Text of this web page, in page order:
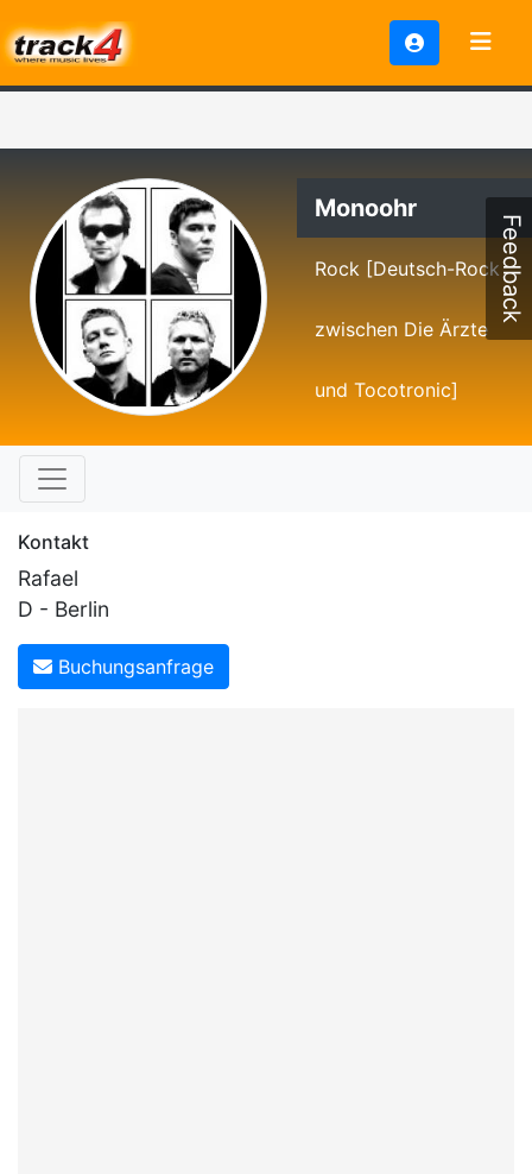
Monoohr
Rock [Deutsch-Rock
zwischen Die Ärzte
und Tocotronic]
Kontakt
Rafael
D - Berlin
Buchungsanfrage
Feedback